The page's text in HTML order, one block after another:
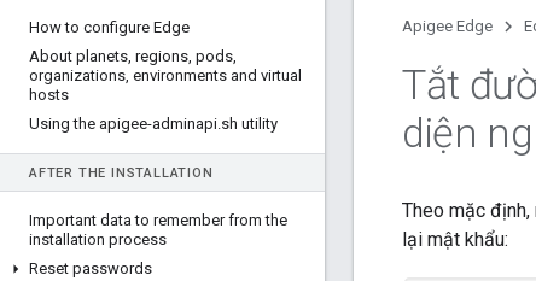
How to configure Edge
About planets, regions, pods,
organizations, environments and virtual
hosts
Using the apigee-adminapi.sh utility
AFTER THE INSTALLATION
Important data to remember from the
installation process
Reset passwords
Apigee Edge
Tắt
diện
Theo mặc
lại mật khẩu: